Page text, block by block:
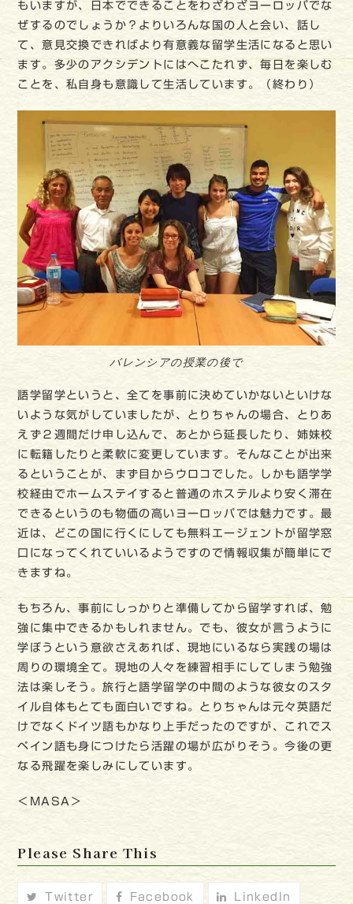
もいますが、日本でできることをわざわざヨーロッパでな
ぜするのでしょうか？よりいろんな国の人と会い、話し
て、意見交換できればより有意義な留学生活になると思い
ます。多少のアクシデントにはへこたれず、毎日を楽しむ
ことを、私自身も意識して生活しています。（終わり）
バレンシアの授業の後で
語学留学というと、全てを事前に決めていかないといけな
いような気がしていましたが、とりちゃんの場合、とりあ
えず２週間だけ申し込んで、あとから延長したり、姉妹校
に転籍したりと柔軟に変更しています。そんなことが出来
るということが、まず目からウロコでした。しかも語学学
校経由でホームステイすると普通のホステルより安く滞在
できるというのも物価の高いヨーロッパでは魅力です。最
近は、どこの国に行くにしても無料エージェントが留学窓
口になってくれていいるようですので情報収集が簡単にで
きますね。
もちろん、事前にしっかりと準備してから留学すれば、勉
強に集中できるかもしれません。でも、彼女が言うように
学ぼうという意欲さえあれば、現地にいるなら実践の場は
周りの環境全て。現地の人々を練習相手にしてしまう勉強
法は楽しそう。旅行と語学留学の中間のような彼女のスタ
イル自体もとても面白いですね。とりちゃんは元々英語だ
けでなくドイツ語もかなり上手だったのですが、これでス
ペイン語も身につけたら活躍の場が広がりそう。今後の更
なる飛躍を楽しみにしています。
＜MASA＞
Please Share This
Twitter Facebook LinkedIn